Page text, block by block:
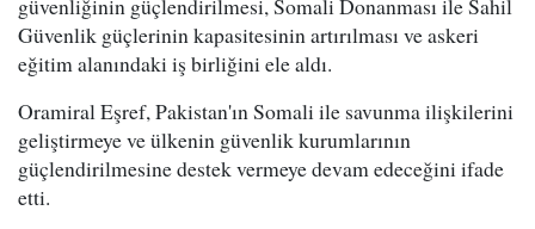
güvenliğinin güçlendirilmesi, Somali Donanması ile Sahil
Güvenlik güçlerinin kapasitesinin artırılması ve askeri
eğitim alanındaki iş birliğini ele aldı.
Oramiral Eşref, Pakistan'ın Somali ile savunma ilişkilerini
geliştirmeye ve ülkenin güvenlik kurumlarının
güçlendirilmesine destek vermeye devam edeceğini ifade
etti.